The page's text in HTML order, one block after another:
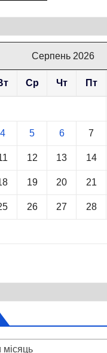
Серпень 2026
Ср Чт Пт
4 5 6 7
12 13 14
19 20 21
26 27 28